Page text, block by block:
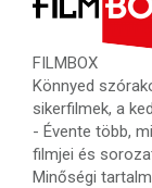
FILMBOX
Könnyed
sikerfilmek, a
- Évente több,
filmjei és
Minőségi